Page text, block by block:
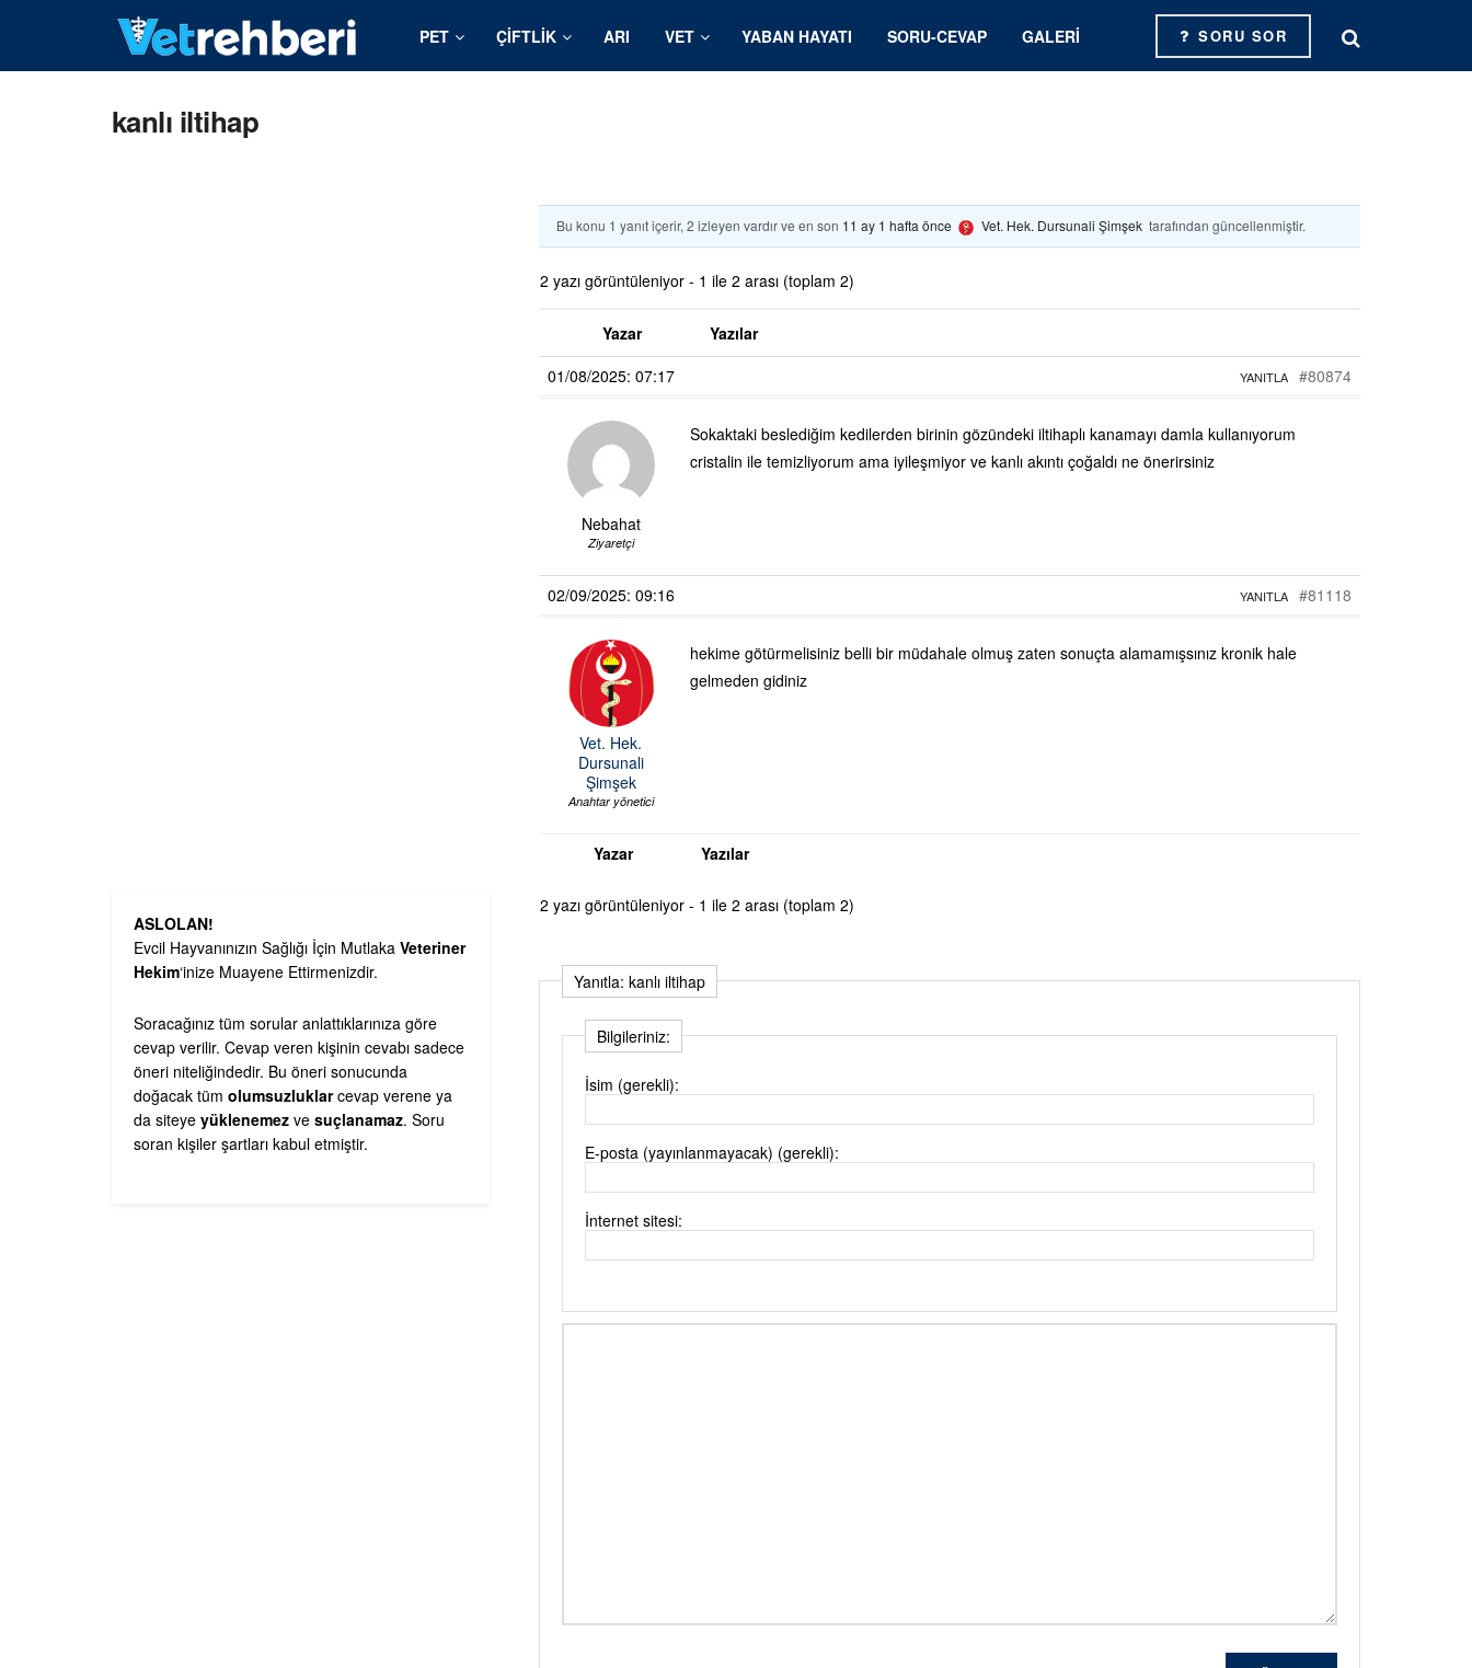
PET ÇIFTLIK ARI VET YABAN HAYATI SORU-CEVAP GALERI SORU SOR
kanlı iltihap
Bu konu 1 yanıt içerir, 2 izleyen vardır ve en son 11 ay 1 hafta önce Vet. Hek. Dursunali Şimşek tarafından güncellenmiştir.
2 yazı görüntüleniyor - 1 ile 2 arası (toplam 2)
Yazar
Yazılar
01/08/2025: 07:17
#80874
YANITLA
Nebahat
Ziyaretçi
Sokaktaki beslediğim kedilerden birinin gözündeki iltihaplı kanamayı damla kullanıyorum
cristalin ile temizliyorum ama iyileşmiyor ve kanlı akıntı çoğaldı ne önerirsiniz
02/09/2025: 09:16 #81118
YANITLA
Vet. Hek.
Dursunali
Şimşek
Anahtar yönetici
hekime götürmelisiniz belli bir müdahale olmuş zaten sonuçta alamamışsınız kronik hale
gelmeden gidiniz
Yazar Yazılar
2 yazı görüntüleniyor - 1 ile 2 arası (toplam 2)
Yanıtla: kanlı iltihap
Bilgileriniz:
İsim (gerekli):
E-posta (yayınlanmayacak) (gerekli):
İnternet sitesi:
ASLOLAN!
Evcil Hayvanınızın Sağlığı İçin Mutlaka Veteriner
Hekim‘inize Muayene Ettirmenizdir.
Soracağınız tüm sorular anlattıklarınıza göre
cevap verilir. Cevap veren kişinin cevabı sadece
öneri niteliğindedir. Bu öneri sonucunda
doğacak tüm olumsuzluklarcevap verene ya
da siteye yüklenemez ve suçlanamaz. Soru
soran kişiler şartları kabul etmiştir.